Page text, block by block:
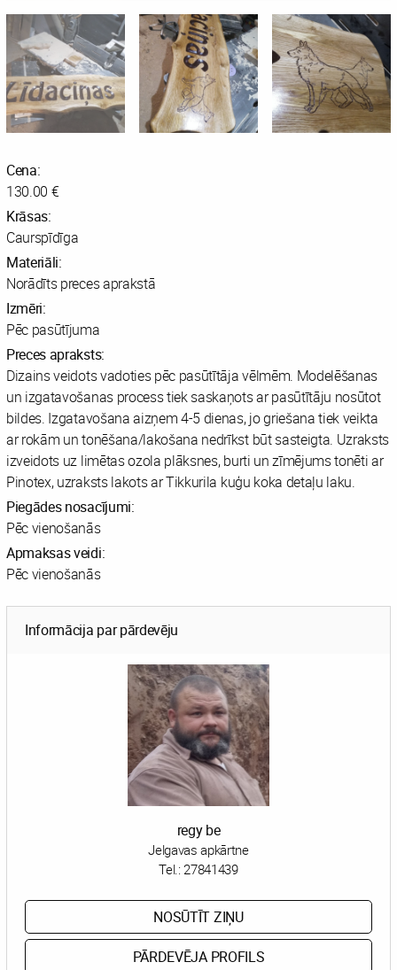
Cena:
130.00 €
Krāsas:
Caurspīdīga
Materiāli:
Norādīts preces aprakstā
Izmēri:
Pēc pasūtījuma
Preces apraksts:
Dizains veidots vadoties pēc pasūtītāja vēlmēm. Modelēšanas
un izgatavošanas process tiek saskaņots ar pasūtītāju nosūtot
bildes. Izgatavošana aizņem 4-5 dienas, jo griešana tiek veikta
ar rokām un tonēšana/lakošana nedrīkst būt sasteigta. Uzraksts
izveidots uz limētas ozola plāksnes, burti un zīmējums tonēti ar
Pinotex, uzraksts lakots ar Tikkurila kuģu koka detaļu laku.
Piegādes nosacījumi:
Pēc vienošanās
Apmaksas veidi:
Pēc vienošanās
Informācija par pārdevēju
regy be
Jelgavas apkārtne
Tel.:27841439
NOSŪTĪT ZIŅU
PĀRDEVĒJA PROFILS